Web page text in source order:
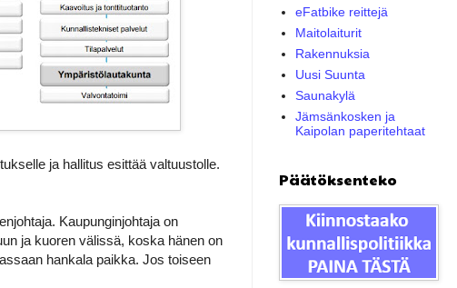
ja hallitus esittää valtuustolle.
Kaupunginjohtaja on
ja kuoren välissä, koska hänen on
hankala paikka. Jos toiseen
eFatbike reittejä
Maitolaiturit
Rakennuksia
Uusi Suunta
Saunakylä
Jämsänkosken ja
Kaipolan paperitehtaat
Päätöksenteko